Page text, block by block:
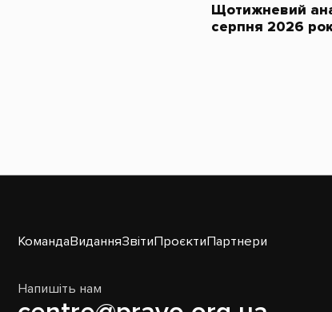
Щотижневий
серпня 2026
КомандаВиданняЗвітиПроєктиПартнери
Напишіть нам